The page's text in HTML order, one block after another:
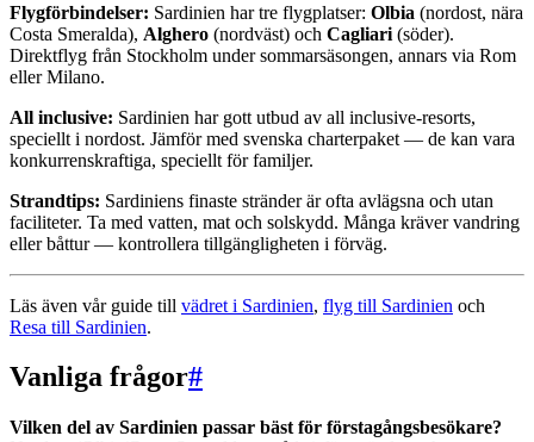
Flygförbindelser: Sardinien har tre flygplatser: Olbia (nordost, nära
Costa Smeralda), Alghero (nordväst) och Cagliari (söder).
Direktflyg från Stockholm under sommarsäsongen, annars via Rom
eller Milano.
All inclusive: Sardinien har gott utbud av all inclusive-resorts,
speciellt i nordost. Jämför med svenska charterpaket — de kan vara
konkurrenskraftiga, speciellt för familjer.
Strandtips: Sardiniens finaste stränder är ofta avlägsna och utan
faciliteter. Ta med vatten, mat och solskydd. Många kräver vandring
eller båttur — kontrollera tillgängligheten i förväg.
Läs även vår guide till vädret i Sardinien, flyg till Sardinien och
Resa till Sardinien.
Vanliga frågor#
Vilken del av Sardinien passar bäst för förstagångsbesökare?